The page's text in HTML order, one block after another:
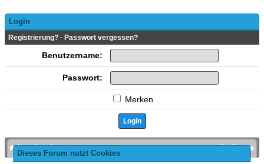
Dieses Forum nutzt Cookies
Login
Registrierung? · Passwort vergessen?
Benutzername:
Passwort:
Merken
nach oben
bronies.de